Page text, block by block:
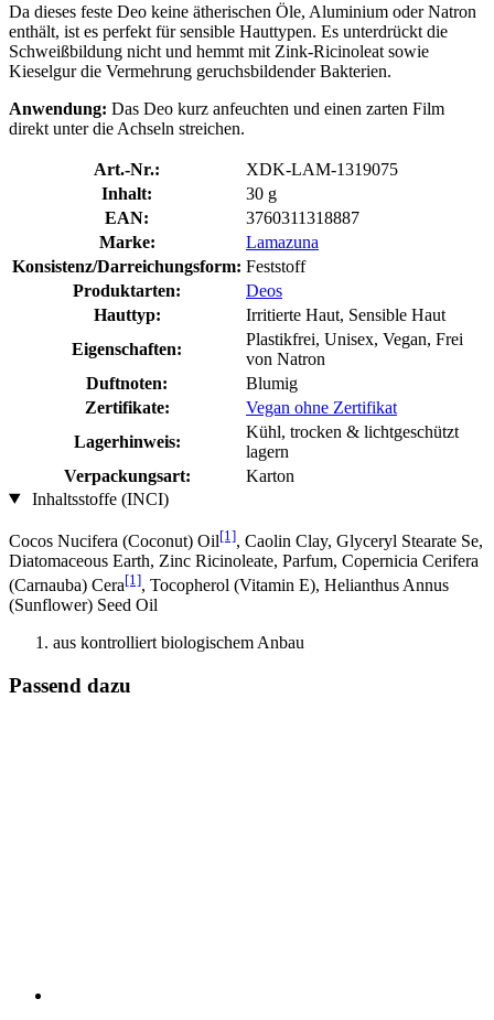
Da dieses feste Deo keine ätherischen Öle, Aluminium oder Natron
enthält, ist es perfekt für sensible Hauttypen. Es unterdrückt die
Schweißbildung nicht und hemmt mit Zink-Ricinoleat sowie
Kieselgur die Vermehrung geruchsbildender Bakterien.
Anwendung: Das Deo kurz anfeuchten und einen zarten Film
direkt unter die Achseln streichen.
Art.-Nr.:
XDK-LAM-1319075
Inhalt:
30 g
EAN:
3760311318887
Marke:
Lamazuna
Konsistenz/Darreichungsform: Feststoff
Produktarten:
Deos
Hauttyp:
Irritierte Haut, Sensible Haut
Eigenschaften:
Plastikfrei, Unisex, Vegan, Frei
von Natron
Duftnoten:
Blumig
Zertifikate:
Vegan ohne Zertifikat
Lagerhinweis:
Kühl, trocken & lichtgeschützt
lagern
Verpackungsart:
Karton
Inhaltsstoffe (INCI)
Cocos Nucifera (Coconut) Oil[1], Caolin Clay, Glyceryl Stearate Se,
Diatomaceous Earth, Zinc Ricinoleate, Parfum, Copernicia Cerifera
(Carnauba) Cera[1], Tocopherol (Vitamin E), Helianthus Annus
(Sunflower) Seed Oil
aus kontrolliert biologischem Anbau
Passend dazu